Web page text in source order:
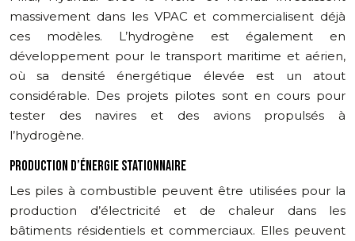
massivement dans les VPAC et commercialisent déjà
ces modèles. L’hydrogène est également en
développement pour le transport maritime et aérien,
où sa densité énergétique élevée est un atout
considérable. Des projets pilotes sont en cours pour
tester des navires et des avions propulsés à
l’hydrogène.
PRODUCTION D’ÉNERGIE STATIONNAIRE
Les piles à combustible peuvent être utilisées pour la
production d’électricité et de chaleur dans les
bâtiments résidentiels et commerciaux. Elles peuvent